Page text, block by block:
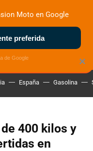
MOTOS ELÉCTRICAS
España Gasolina
400 kilos y
en
×
Moto en Google
preferida
de Google